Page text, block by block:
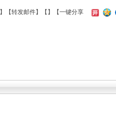
】【转发邮件】【 】 【一键分享